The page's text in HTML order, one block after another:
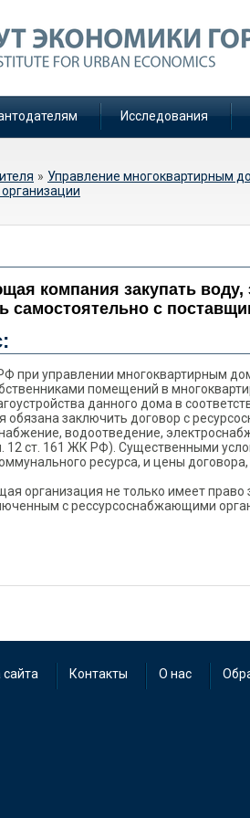
Исследования
» Управление многоквартирным
и другие
компания закупать воду,
самостоятельно с
при управлении многоквартирным
помещений в
данного дома в
обязана заключить договор с
водоотведение,
12 ст. 161 ЖК РФ). Существенными
ресурса, и цены
организация не только имеет право
с рессурсоснабжающими
сайта Контакты О нас